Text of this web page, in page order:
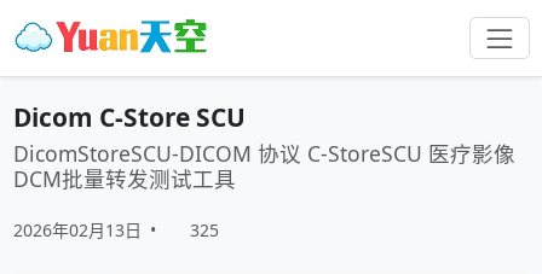
Dicom C-Store SCU
DicomStoreSCU-DICOM 协议 C-StoreSCU 医疗影像
DCM批量转发测试工具
2026年02月13日 • 325